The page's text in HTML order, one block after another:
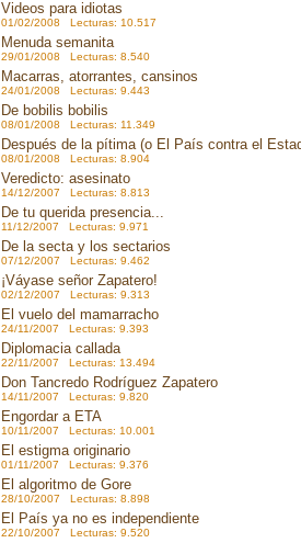
Videos para idiotas
01/02/2008 Lecturas: 10.517
Menuda semanita
29/01/2008 Lecturas: 8.540
Macarras, atorrantes, cansinos
24/01/2008 Lecturas: 9.443
De bobilis bobilis
08/01/2008 Lecturas: 11.349
Después de la pítima (o El País contra el
08/01/2008 Lecturas: 8.904
Veredicto: asesinato
14/12/2007 Lecturas: 8.813
De tu querida presencia...
11/12/2007 Lecturas: 9.971
De la secta y los sectarios
07/12/2007 Lecturas: 9.462
¡Váyase señor Zapatero!
02/12/2007 Lecturas: 9.313
El vuelo del mamarracho
24/11/2007 Lecturas: 9.393
Diplomacia callada
22/11/2007 Lecturas: 13.494
Don Tancredo Rodríguez Zapatero
14/11/2007 Lecturas: 9.820
Engordar a ETA
10/11/2007 Lecturas: 10.001
El estigma originario
01/11/2007 Lecturas: 9.376
El algoritmo de Gore
28/10/2007 Lecturas: 8.898
El País ya no es independiente
22/10/2007 Lecturas: 9.520